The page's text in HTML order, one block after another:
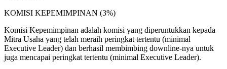
KOMISI KEPEMIMPINAN (3%)
Komisi Kepemimpinan adalah komisi yang diperuntukkan kepada
Mitra Usaha yang telah meraih peringkat tertentu (minimal
Executive Leader) dan berhasil membimbing downline-nya untuk
juga mencapai peringkat tertentu (minimal Executive Leader).